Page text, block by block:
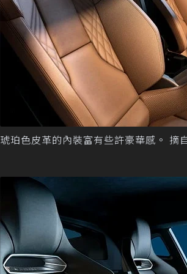
琥珀色皮革的內裝富有些許豪華感。 摘